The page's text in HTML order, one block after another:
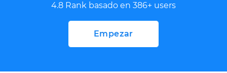
4.8 Rank basado en 386+ users
Empezar